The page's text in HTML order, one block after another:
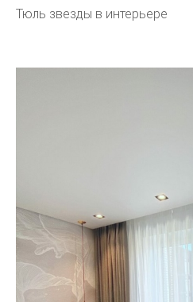
Тюль звезды в интерьере